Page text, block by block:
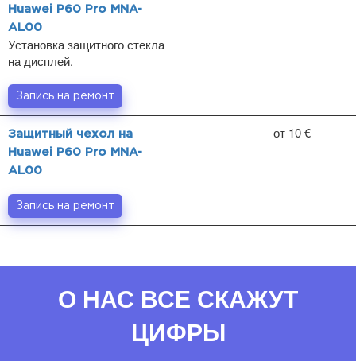
Huawei P60 Pro MNA-
AL00
Установка защитного стекла
на дисплей.
Запись на ремонт
Защитный чехол на
Huawei P60 Pro MNA-
AL00
от 10 €
Запись на ремонт
О НАС ВСЕ СКАЖУТ
ЦИФРЫ